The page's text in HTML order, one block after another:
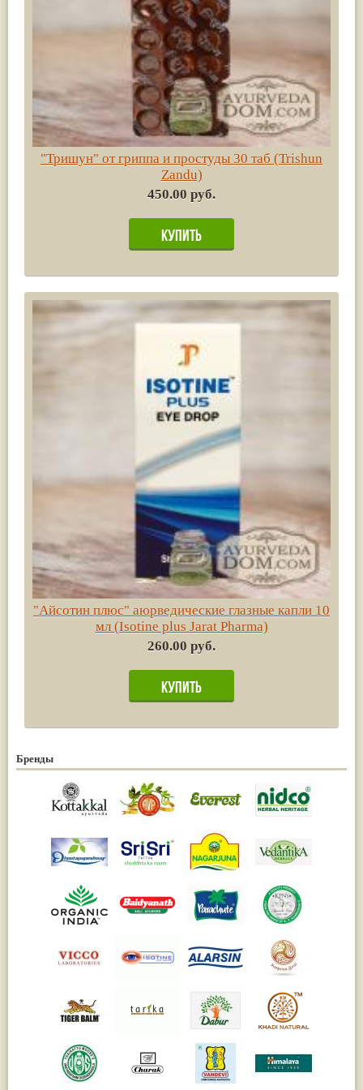
"Тришун" от гриппа и простуды 30 таб (Trishun
Zandu)
450.00 руб.
"Айсотин плюс" аюрведические глазные капли 10
мл (Isotine plus Jarat Pharma)
260.00 руб.
Бренды